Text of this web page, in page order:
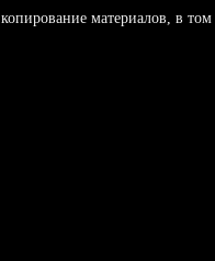
материалов, в